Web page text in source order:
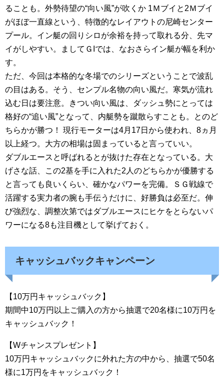
ることも。外勢待望の“向い風”が吹くか 1Ｍブイと2Ｍブイ
がほぼ一直線という、特徴的なレイアウトの尼崎センター
プール。イン艇の回りシロが余裕を持って取れる分、先マ
イがしやすい。ましてＧIでは、なおさらイン艇が幅を利か
す。
ただ、今回は本格的な冬場でのシリーズということで波乱
の目はある。そう、センプル名物の向い風だ。寒気が流れ
込む日は要注意。きつい向い風は、ダッシュ勢にとっては
格好の“追い風”となって、内艇勢を蹴散らすことも。とのど
ちらかが勝つ！ 現行モーターは4月17日から使われ、8ヵ月
以上経つ。大方の相場は固まっていると言っていい。
ダブルエースと呼ばれるとが抜けた存在となっている。大
げさな話、この2基を手に入れた2人のどちらかが優勝する
と言っても良いくらい、確かなパワーを完備。ＳＧ戦線で
活躍する実力者の腕も手伝うだけに、好勝負は必至だ。伸
び強烈な、調整次第ではダブルエースにヒケをとらないパ
ワーになる8も注目機として挙げておく。
キャッシュバックキャンペーン
【10万円キャッシュバック】
期間中10万円以上ご購入の方から抽選で20名様に10万円を
キャッシュバック！
【Wチャンスプレゼント】
10万円キャッシュバックに外れた方の中から、抽選で50名
様に1万円をキャッシュバック！